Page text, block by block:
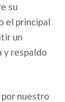
su
el principal
un
y respaldo
nuestro